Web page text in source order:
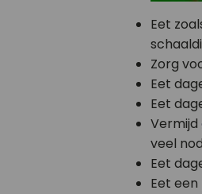
Eet
Zorg
Eet
Eet
Vermijd
veel
Eet
Eet